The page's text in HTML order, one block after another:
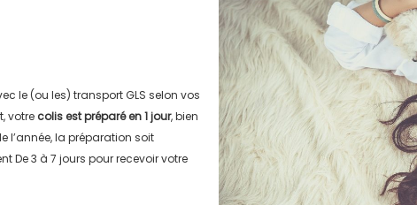
le (ou les) transportGLS selon vos
votre colis est préparé en1 jour, bien
l’année, la préparation soit
De 3 à 7 jours pour recevoir votre